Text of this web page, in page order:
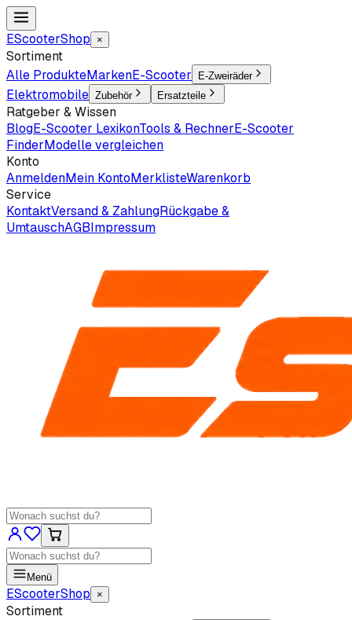
EScooterShop ×
Sortiment
Alle ProdukteMarkenE-Scooter E-Zweiräder
Elektromobile Zubehör Ersatzteile
Ratgeber & Wissen
BlogE-Scooter LexikonTools & RechnerE-Scooter
FinderModelle vergleichen
Konto
AnmeldenMein KontoMerklisteWarenkorb
Service
KontaktVersand & ZahlungRückgabe &
UmtauschAGBImpressum
Menü
EScooterShop ×
Sortiment